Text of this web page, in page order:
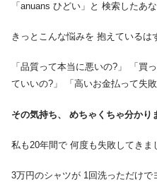
「anuans ひどい」と 検索したあな
きっとこんな悩みを 抱えているは
「品質って本当に悪いの?」 「買
ていいの?」 「高いお金払って失
その気持ち、 めちゃくちゃ分かり
私も20年間で 何度も失敗してきま
3万円のシャツが 1回洗っただけで